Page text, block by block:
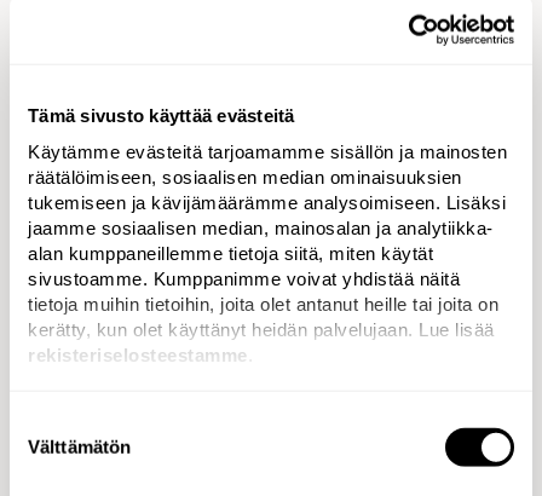
Tämä sivusto käyttää evästeitä
Käytämme evästeitä tarjoamamme sisällön ja mainosten
räätälöimiseen, sosiaalisen median ominaisuuksien
tukemiseen ja kävijämäärämme analysoimiseen. Lisäksi
jaamme sosiaalisen median, mainosalan ja analytiikka-
alan kumppaneillemme tietoja siitä, miten käytät
sivustoamme. Kumppanimme voivat yhdistää näitä
tietoja muihin tietoihin, joita olet antanut heille tai joita on
kerätty, kun olet käyttänyt heidän palvelujaan. Lue lisää
rekisteriselosteestamme
valinta
Välttämätön
käänsivät kelkkansa nähtyään lopputuloksen. SEKin
tiimi kävi tutustumassa kaupunkiin useamman kerran,
mikä näkyy valmiissa ilmeessä. Oma suosikkini
kaikista uudistuksen elementeistä on animaatio, jossa
i:n piste hyppää hyppyrimäestä, Hämäläinen kertoo.
sloganissa
Ilmeuudistukseen sisältyi visuaalisten elementtien